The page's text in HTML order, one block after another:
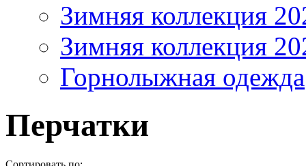
Зимняя коллекция
Зимняя коллекция
Горнолыжная одежда
Перчатки